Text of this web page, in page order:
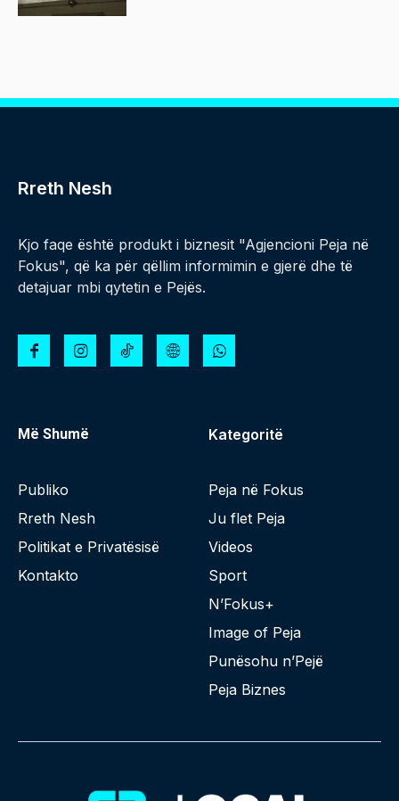
Rreth Nesh
Kjo faqe është produkt i biznesit "Agjencioni Peja në
Fokus", që ka për qëllim informimin e gjerë dhe të
detajuar mbi qytetin e Pejës.
Më Shumë
Publiko
Rreth Nesh
Politikat e Privatësisë
Kontakto
Kategoritë
Peja në Fokus
Ju flet Peja
Videos
Sport
N’Fokus+
Image of Peja
Punësohu n’Pejë
Peja Biznes